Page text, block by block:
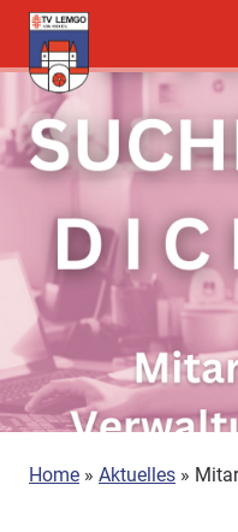
Direkt
zum
Inhalt
Home » Aktuelles »